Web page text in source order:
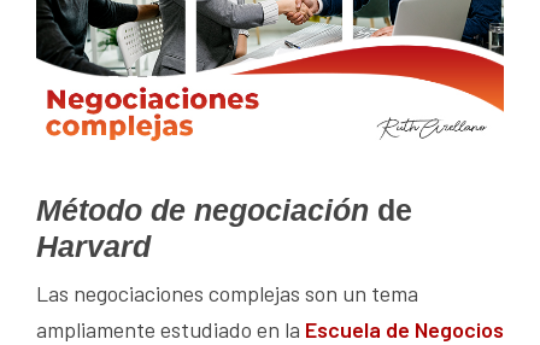
Método de negociación de
Harvard
Las negociaciones complejas son un tema
ampliamente estudiado en la Escuela de Negocios